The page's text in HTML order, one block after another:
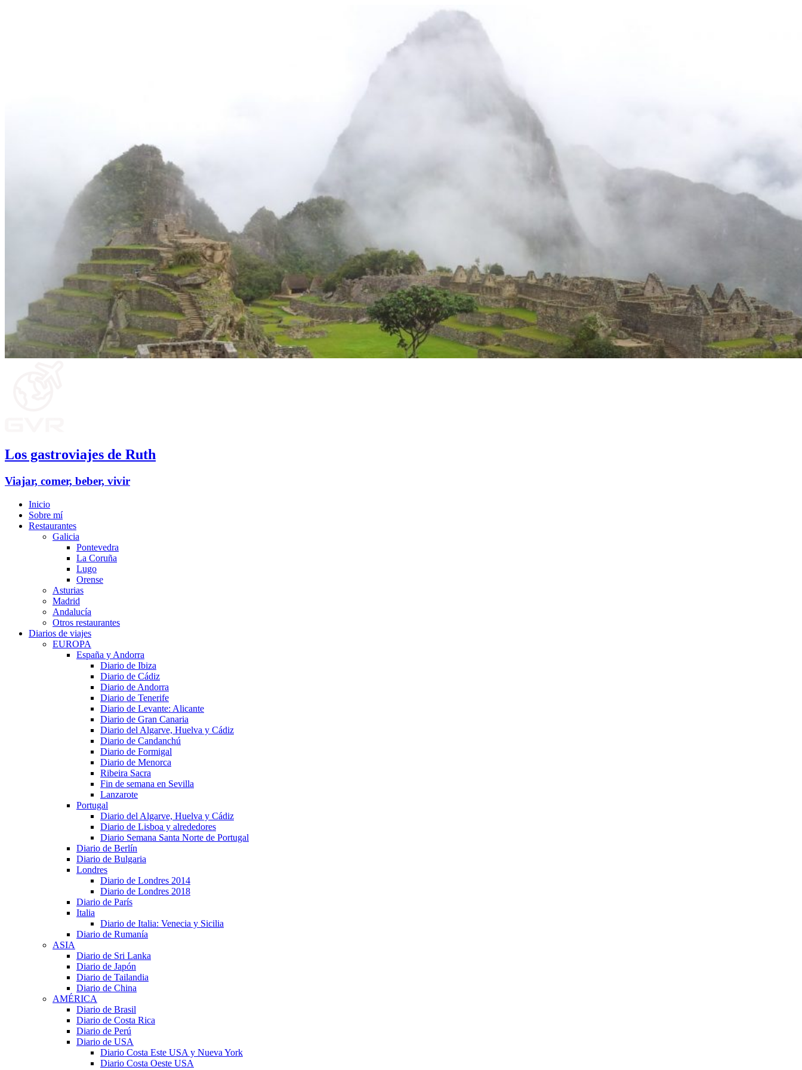
Los gastroviajes de Ruth
Viajar, comer, beber, vivir
Inicio
Sobre mí
Restaurantes
Galicia
Pontevedra
La Coruña
Lugo
Orense
Asturias
Madrid
Andalucía
Otros restaurantes
Diarios de viajes
EUROPA
España y Andorra
Diario de Ibiza
Diario de Cádiz
Diario de Andorra
Diario de Tenerife
Diario de Levante: Alicante
Diario de Gran Canaria
Diario del Algarve, Huelva y Cádiz
Diario de Candanchú
Diario de Formigal
Diario de Menorca
Ribeira Sacra
Fin de semana en Sevilla
Lanzarote
Portugal
Diario del Algarve, Huelva y Cádiz
Diario de Lisboa y alrededores
Diario Semana Santa Norte de Portugal
Diario de Berlín
Diario de Bulgaria
Londres
Diario de Londres 2014
Diario de Londres 2018
Diario de París
Italia
Diario de Italia: Venecia y Sicilia
Diario de Rumanía
ASIA
Diario de Sri Lanka
Diario de Japón
Diario de Tailandia
Diario de China
AMÉRICA
Diario de Brasil
Diario de Costa Rica
Diario de Perú
Diario de USA
Diario Costa Este USA y Nueva York
Diario Costa Oeste USA